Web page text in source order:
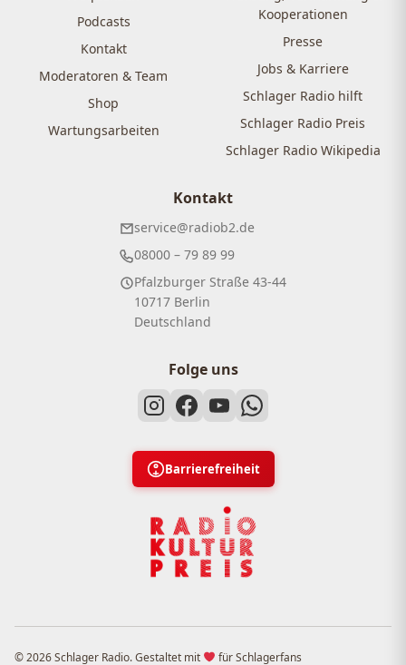
Podcasts
Kontakt
Moderatoren & Team
Shop
Wartungsarbeiten
Kooperationen
Presse
Jobs & Karriere
Schlager Radio hilft
Schlager Radio Preis
Schlager Radio Wikipedia
Kontakt
service@radiob2.de
08000 – 79 89 99
Pfalzburger Straße 43-44
10717 Berlin
Deutschland
Folge uns
Barrierefreiheit
© 2026 Schlager Radio. Gestaltet mit für Schlagerfans